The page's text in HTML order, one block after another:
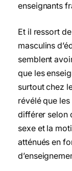
enseignants
Et il ressort
masculins
semblent
que les
surtout chez
révélé que
différer selon
sexe et la
atténués en